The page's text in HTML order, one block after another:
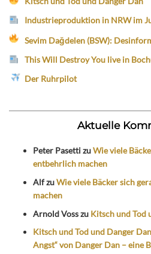
Industrieproduktion in NRW im
Sevim Dağdelen (BSW):
This Will Destroy You live in
Der Ruhrpilot
Aktuelle
Peter PasettizuWie viele
entbehrlich machen
AlfzuWie viele Bäcker sich
machen
Arnold Vosszu Kitsch und Tod
Kitsch und Tod und Danger
Angst“ von Danger Dan – eine